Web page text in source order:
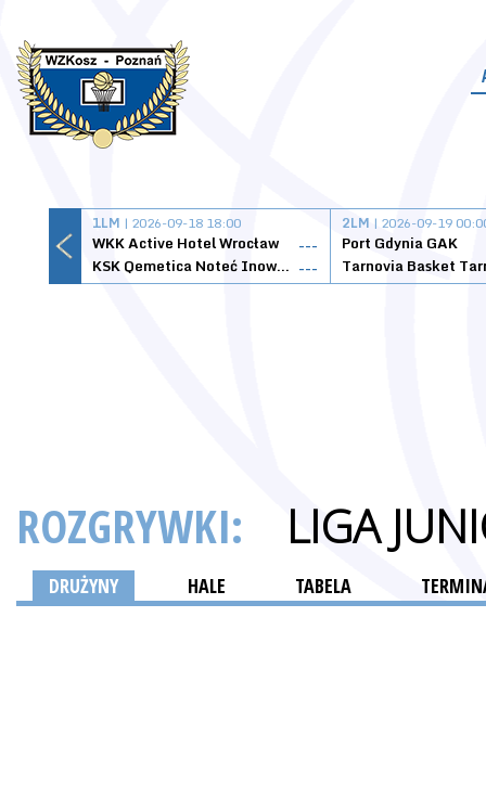
1LM | 2026-09-18 18:00
WKK Active Hotel Wrocław
---
KSK Qemetica Noteć Inowrocław ---
2LM | 2026-09-19
Port Gdynia GAK
ROZGRYWKI: LIGA
DRUŻYNY HALE TABELA